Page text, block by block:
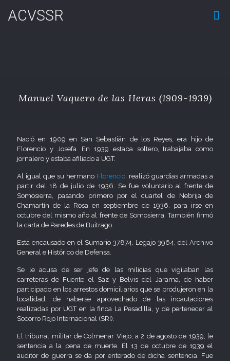
ACVSSR
Manuel Vaquero de las Heras (1909-1939)
Nació en 1909 en San Sebastián de los Reyes, era hijo de
Florencio y Josefa. En 1939 estaba soltero, trabajaba como
jornalero y estaba afiliado a UGT.
Al igual que su hermano Florencio, realizó guardias armadas a
partir del 18 de julio de 1936. Se fue voluntario al frente de
Somosierra, pasando primero por el cuartel de Nebrija de
Chamartín de la Rosa en septiembre de 1936, para irse en
octubre del mismo año al frente de Somosierra. También firmó
la carta de Paredes de Buitrago.
Está encausado en el Sumario 37874, Legajo 3964, del Archivo
General e Histórico de Defensa.
Se le acusa de ser jefe de las milicias que vigilaban las
carreteras de Fuente el Saz y Belvis del Jarama, de haber
participado en los arrestos domiciliarios que se produjeron en la
localidad, de haberse aprovechado de las incautaciones
realizadas por UGT en la finca La Pesadilla, y de pertenecer al
Socorro Rojo Internacional (SRI).
El tribunal militar de Colmenar Viejo, a 2 de agosto de 1939, le
sentencia a la pena de muerte. El 13 de octubre de 1939 el
auditor de guerra se da por enterado de dicha sentencia. Fue